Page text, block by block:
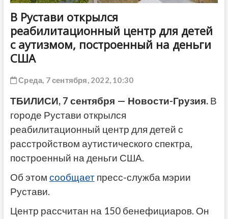
В Рустави открылся
реабилитационный центр для детей
с аутизмом, построенный на деньги
США
Среда, 7 сентября, 2022, 10:30
ТБИЛИСИ, 7 сентября — Новости-Грузия.В
городе Рустави открылся
реабилитационный центр для детей с
расстройством аутистического спектра,
построенный на деньги США.
Об этом сообщаетпресс-служба мэрии
Рустави.
Центр рассчитан на 150 бенефициаров. Он